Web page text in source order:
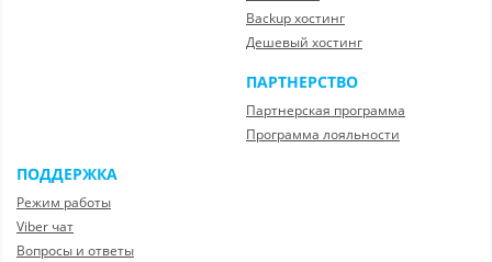
Backup хостинг
Дешевый хостинг
ПАРТНЕРСТВО
Партнерская программа
Программа лояльности
ПОДДЕРЖКА
Режим работы
Viber чат
Вопросы и ответы